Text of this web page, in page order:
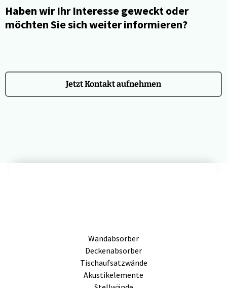
Haben wir Ihr Interesse geweckt oder
möchten Sie sich weiter informieren?
Jetzt Kontakt aufnehmen
Wandabsorber
Deckenabsorber
Tischaufsatzwände
Akustikelemente